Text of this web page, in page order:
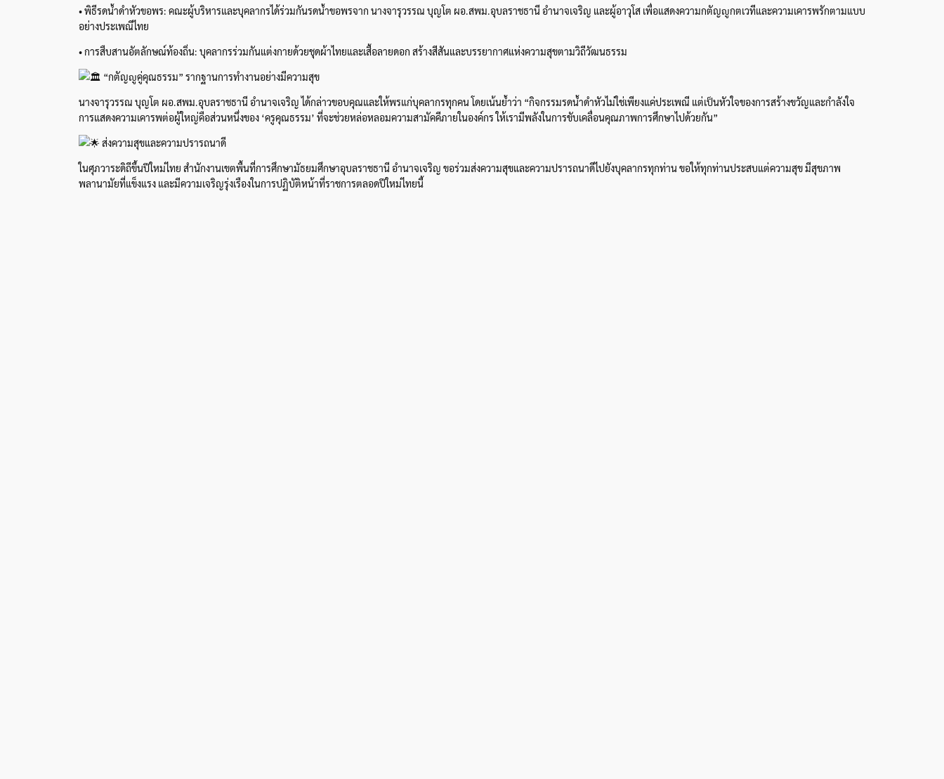
• พิธีรดน้ำดำหัวขอพร: คณะผู้บริหารและบุคลากรได้ร่วมกันรดน้ำขอพรจาก นางจารุวรรณ บุญโต ผอ.สพม.อุบลราชธานี อำนาจเจริญ และผู้อาวุโส เพื่อแสดงความกตัญญูกตเวทีและความเคารพรักตามแบบ
อย่างประเพณีไทย
• การสืบสานอัตลักษณ์ท้องถิ่น: บุคลากรร่วมกันแต่งกายด้วยชุดผ้าไทยและเสื้อลายดอก สร้างสีสันและบรรยากาศแห่งความสุขตามวิถีวัฒนธรรม
“กตัญญูคู่คุณธรรม” รากฐานการทำงานอย่างมีความสุข
นางจารุวรรณ บุญโต ผอ.สพม.อุบลราชธานี อำนาจเจริญ ได้กล่าวขอบคุณและให้พรแก่บุคลากรทุกคน โดยเน้นย้ำว่า “กิจกรรมรดน้ำดำหัวไม่ใช่เพียงแค่ประเพณี แต่เป็นหัวใจของการสร้างขวัญและกำลังใจ
การแสดงความเคารพต่อผู้ใหญ่คือส่วนหนึ่งของ ‘ครูคุณธรรม’ ที่จะช่วยหล่อหลอมความสามัคคีภายในองค์กร ให้เรามีพลังในการขับเคลื่อนคุณภาพการศึกษาไปด้วยกัน”
ส่งความสุขและความปรารถนาดี
ในศุภวาระดิถีขึ้นปีใหม่ไทย สำนักงานเขตพื้นที่การศึกษามัธยมศึกษาอุบลราชธานี อำนาจเจริญ ขอร่วมส่งความสุขและความปรารถนาดีไปยังบุคลากรทุกท่าน ขอให้ทุกท่านประสบแต่ความสุข มีสุขภาพ
พลานามัยที่แข็งแรง และมีความเจริญรุ่งเรืองในการปฏิบัติหน้าที่ราชการตลอดปีใหม่ไทยนี้